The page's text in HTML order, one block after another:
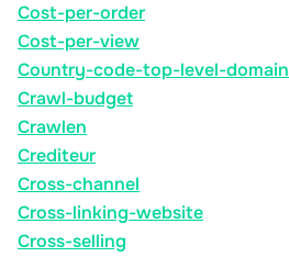
Cost-per-order
Cost-per-view
Country-code-top-level-domain
Crawl-budget
Crawlen
Crediteur
Cross-channel
Cross-linking-website
Cross-selling